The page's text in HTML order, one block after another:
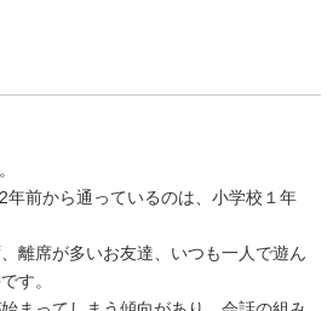
年前から通っているのは、小学校１年
離席が多いお友達、いつも一人で遊ん
す。